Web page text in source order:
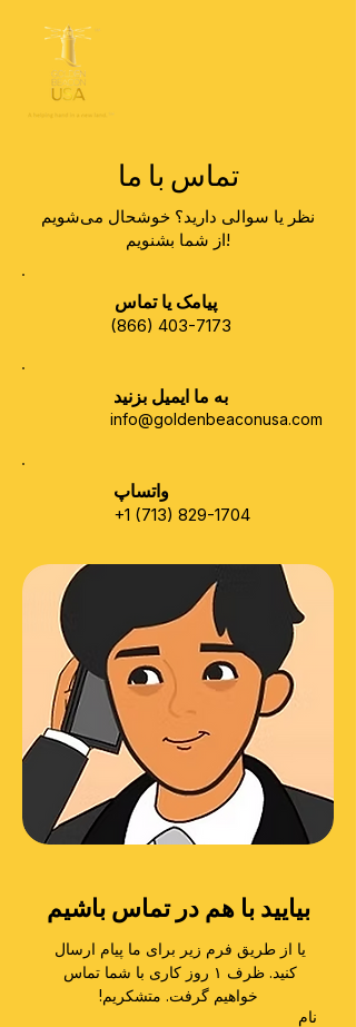
تماس با ما
نظر یا سوالی دارید؟ خوشحال می‌شویم
از شما بشنویم!
پیامک یا تماس
(866) 403-7173
به ما ایمیل بزنید
info@goldenbeaconusa.com
واتساپ
‎+1 (713) 829-1704‎
بیایید با هم در تماس باشیم
خواهیم گرفت. متشکریم!
نام